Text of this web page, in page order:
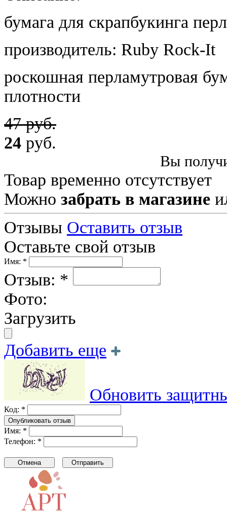
бумага для скрапбукинга
производитель: Ruby Rock-It
роскошная перламутровая
плотности
47 руб.
24 руб.
Вы
Товар временно отсутствует
Можно забрать в магазине
Отзывы Оставить отзыв
Оставьте свой отзыв
Имя: *
Отзыв: *
Фото:
Загрузить
Добавить еще
Обновить
Код: *
Имя: *
Телефон: *